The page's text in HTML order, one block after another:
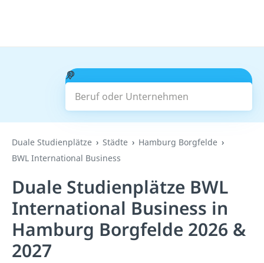
Beruf oder Unternehmen
Suchen
Duale Studienplätze Städte
Hamburg Borgfelde
BWL International Business
Duale Studienplätze BWL
International Business in
Hamburg Borgfelde 2026 &
2027